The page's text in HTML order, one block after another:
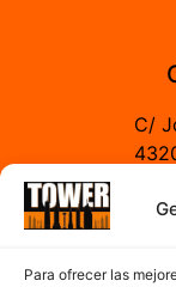
Para ofrecer las
C/